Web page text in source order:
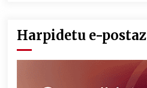
Harpidetu e-postaz